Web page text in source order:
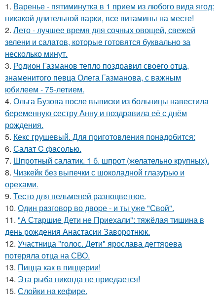
1. Варенье - пятиминутка в 1 прием из любого вида ягод:
никакой длительной варки, все витамины на месте!
2. Лето - лучшее время для сочных овощей, свежей
зелени и салатов, которые готовятся буквально за
несколько минут.
3. Родион Газманов тепло поздравил своего отца,
знаменитого певца Олега Газманова, с важным
юбилеем - 75-летием.
4. Ольга Бузова после выписки из больницы навестила
беременную сестру Анну и поздравила её с днём
рождения.
5. Кекс грушевый. Для приготовления понадобится:
6. Салат C фaсoлью.
7. Шпротный салатик. 1 б. шпрот (желательно крупных).
8. Чизкейк без выпечки с шоколадной глазурью и
орехами.
9. Тесто для пельменей разноцветное.
10. Один рaзговоp во двоpе - и ты ужe "Свой".
11. "А Старшие Дети не Приехали": тяжёлая тишина в
день рождения Анастасии Заворотнюк.
12. Участница "голос. Дети" ярослава дегтярева
потеряла отца на СВО.
13. Пицца как в пиццерии!
14. Эта рыба никогда не приедается!
15. Слойки на кефире.